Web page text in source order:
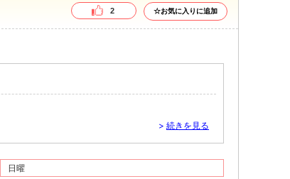
2 ☆お気に入りに追加
> 続きを見る
日曜